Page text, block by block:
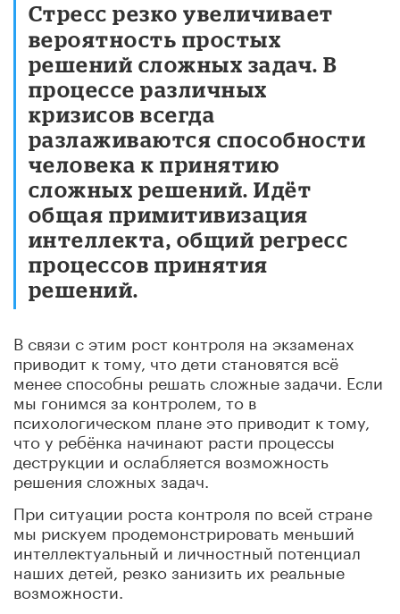
Стресс резко увеличивает
вероятность простых
решений сложных задач. В
процессе различных
кризисов всегда
разлаживаются способности
человека к принятию
сложных решений. Идёт
общая примитивизация
интеллекта, общий регресс
процессов принятия
решений.
В связи с этим рост контроля на экзаменах
приводит к тому, что дети становятся всё
менее способны решать сложные задачи. Если
мы гонимся за контролем, то в
психологическом плане это приводит к тому,
что у ребёнка начинают расти процессы
деструкции и ослабляется возможность
решения сложных задач.
При ситуации роста контроля по всей стране
мы рискуем продемонстрировать меньший
интеллектуальный и личностный потенциал
наших детей, резко занизить их реальные
возможности.